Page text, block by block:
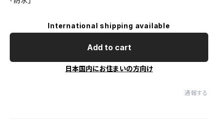
International shipping available
Add to cart
日本国内にお住まいの方向け
通報する